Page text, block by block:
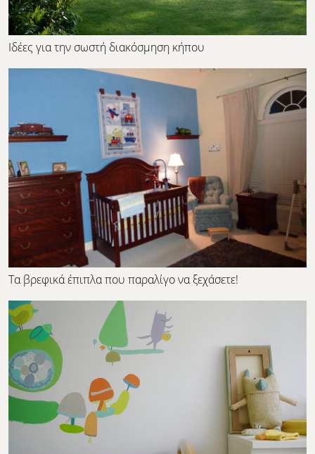
Ιδέες για την σωστή διακόσμηση κήπου
Τα βρεφικά έπιπλα που παραλίγο να ξεχάσετε!